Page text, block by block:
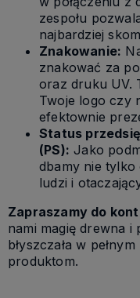
zespołu
najbardziej
Znakowanie:
znakować za
oraz druku UV.
Twoje logo czy
efektownie
Status
(PS): Jako
dbamy nie
ludzi i
Zapraszamy do
nami magię drewna
błyszczała w
produktom.